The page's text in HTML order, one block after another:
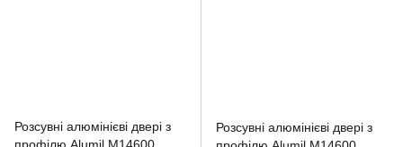
Розсувні алюмінієві двері з
профілю Alumil M14600
Розсувні алюмінієві двері з